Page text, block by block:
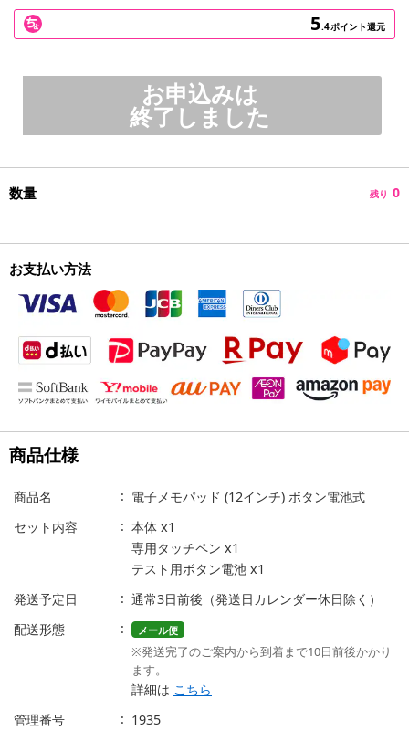
5.4ポイント還元
お申込みは
終了しました
数量 残り 0
お支払い方法
商品仕様
商品名
電子メモパッド (12インチ) ボタン電池式
セット内容
本体 x1
専用タッチペン x1
テスト用ボタン電池 x1
発送予定日
通常3日前後（発送日カレンダー休日除く）
配送形態
メール便
※発送完了のご案内から到着まで10日前後かかり
ます。
詳細は こちら
管理番号
1935